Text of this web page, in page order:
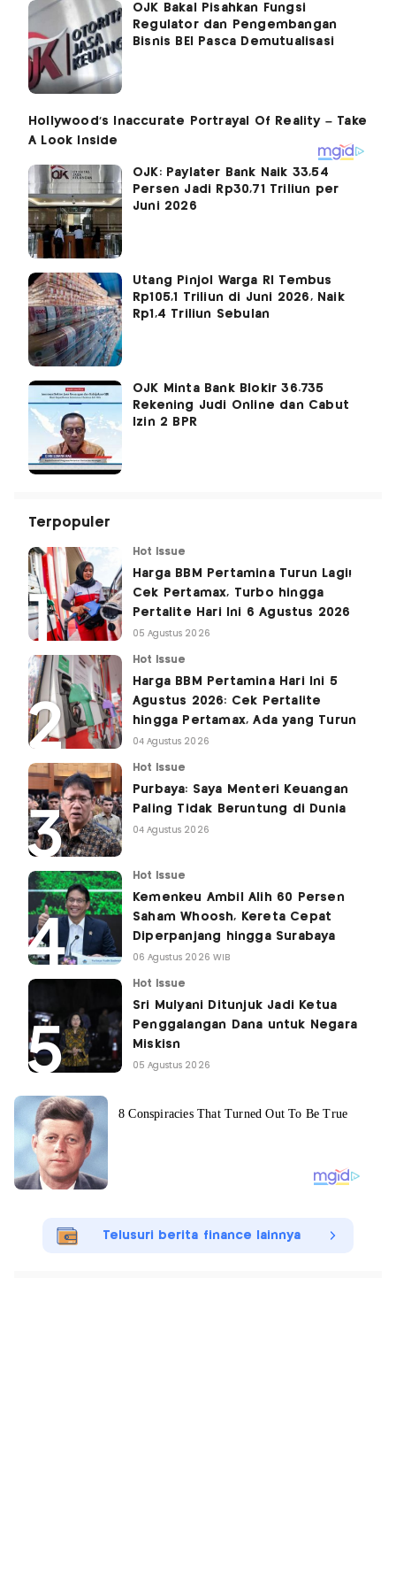
OJK Bakal Pisahkan Fungsi
Regulator dan Pengembangan
Bisnis BEI Pasca Demutualisasi
OJK: Paylater Bank Naik 33,54
Persen Jadi Rp30,71 Triliun per
Juni 2026
Utang Pinjol Warga RI Tembus
Rp105,1 Triliun di Juni 2026, Naik
Rp1,4 Triliun Sebulan
OJK Minta Bank Blokir 36.735
Rekening Judi Online dan Cabut
Izin 2 BPR
Terpopuler
Hot Issue
Harga BBM Pertamina Turun Lagi!
Cek Pertamax, Turbo hingga
Pertalite Hari Ini 6 Agustus 2026
05 Agustus 2026
Hot Issue
Harga BBM Pertamina Hari Ini 5
Agustus 2026: Cek Pertalite
hingga Pertamax, Ada yang Turun
04 Agustus 2026
Hot Issue
Purbaya: Saya Menteri Keuangan
Paling Tidak Beruntung di Dunia
04 Agustus 2026
Hot Issue
Kemenkeu Ambil Alih 60 Persen
Saham Whoosh, Kereta Cepat
Diperpanjang hingga Surabaya
06 Agustus 2026 WIB
Hot Issue
Sri Mulyani Ditunjuk Jadi Ketua
Penggalangan Dana untuk Negara
Miskisn
05 Agustus 2026
Telusuri berita finance lainnya